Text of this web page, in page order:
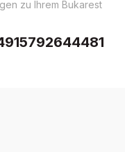
zu Ihrem Bukarest